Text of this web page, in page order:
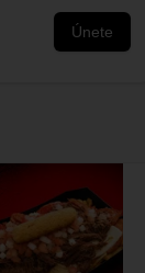
Únete